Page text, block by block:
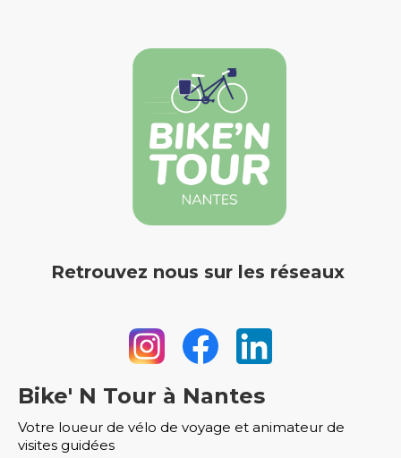
Retrouvez nous sur les réseaux
Bike' N Tour à Nantes
Votre loueur de vélo de voyage et animateur de
visites guidées